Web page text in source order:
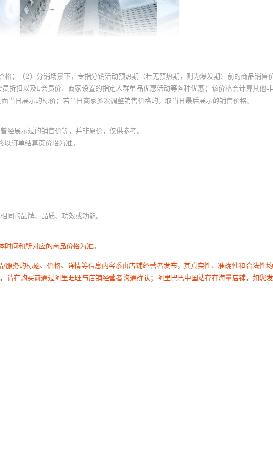
；（2）分销场景下，专指分销活动预热期（若无预热期，则为爆发期）前的商品销售
折扣以及L会员价、商家设置的指定人群单品优惠活动等各种优惠；该价格会计算其他
日展示的标价；若当日商家多次调整销售价格的，取当日最后展示的销售价格。
展示过的销售价等，并非原价，仅供参考。
订单结算页价格为准。
同的品牌、品质、功效或功能。
间和所对应的商品价格为准。
务的标题、价格、详情等信息内容系由店铺经营者发布，其真实性、准确性和合法性
在购买前通过阿里旺旺与店铺经营者沟通确认；阿里巴巴中国站存在海量店铺，如您